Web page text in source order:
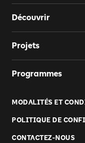
Découvrir
Projets
Programmes
MODALITÉS ET
POLITIQUE DE
CONTACTEZ-NOUS